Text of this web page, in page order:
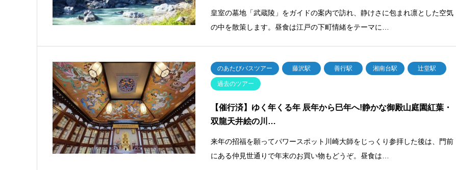
皇室の墓地「武蔵陵」をガイドの案内で訪れ、静けさに包まれ凛とした空気
の中を散策します。昼食は江戸の下町情緒をテーマに…
のあたびバスツアー 藤沢駅 善行駅 湘南台駅 辻堂駅
過去のツアー
【催行済】ゆく年くる年 辰年から巳年へ!静かな御殿山庭園紅葉・
双龍天井絵の川…
来年の招福を願ってパワースポット川崎大師をじっくり参拝した後は、門前
にある仲見世通りで年末のお買い物もどうぞ。昼食は…